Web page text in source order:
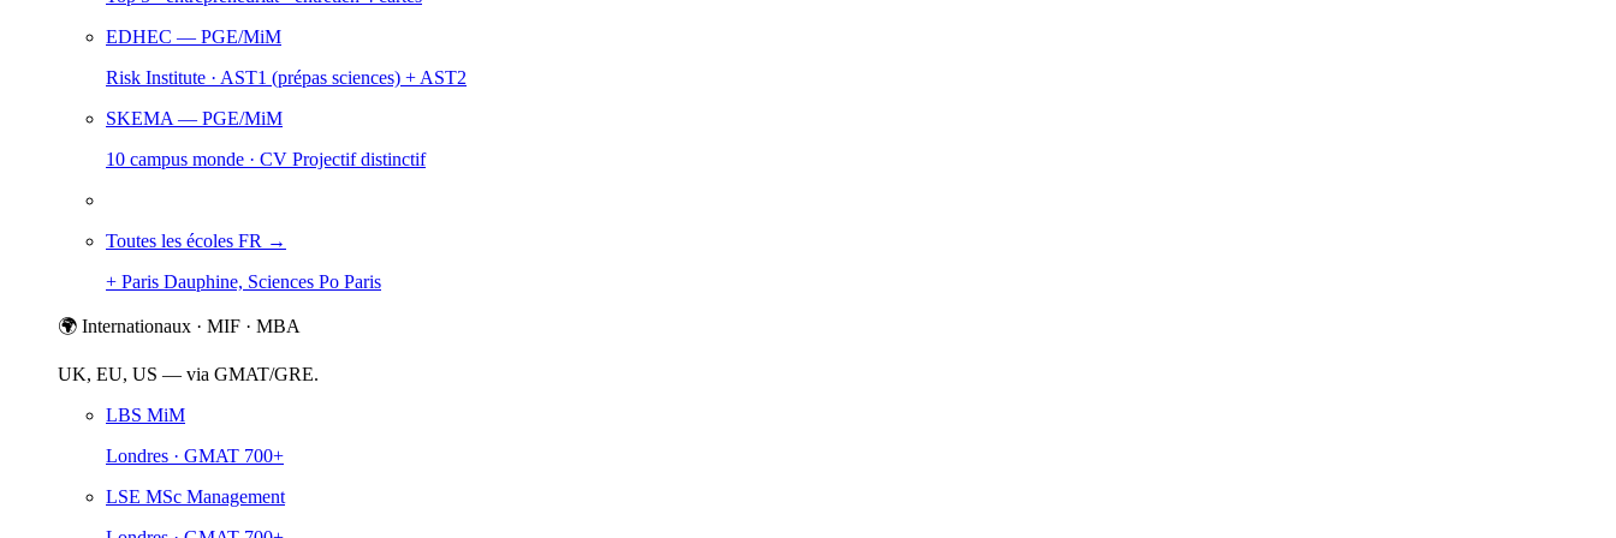
EDHEC — PGE/MiM
Risk Institute · AST1 (prépas sciences) + AST2
SKEMA — PGE/MiM
10 campus monde · CV Projectif distinctif
Toutes les écoles FR →
+ Paris Dauphine, Sciences Po Paris
🌍 Internationaux · MIF · MBA
UK, EU, US — via GMAT/GRE.
LBS MiM
Londres · GMAT 700+
LSE MSc Management